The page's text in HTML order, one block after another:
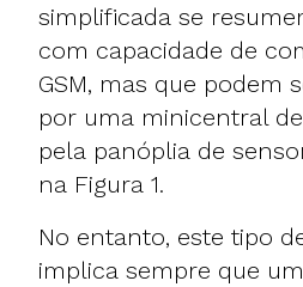
simplificada se
com capacidade de
GSM, mas que podem
por uma minicentral
pela panóplia de
na Figura 1.
No entanto, este tipo
implica sempre que